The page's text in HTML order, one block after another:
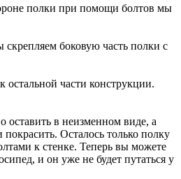
полки при помощи болтов мы
боковую часть полки с
части конструкции.
оставить в неизменном виде, а
Осталось только полку
к стенке. Теперь вы можете
и он уже не будет путаться у